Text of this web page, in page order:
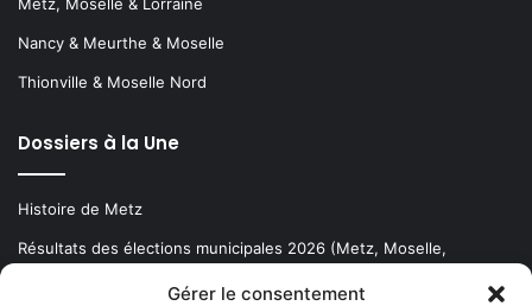
Gérer le consentement
Nancy & Meurthe & Moselle
Thionville & Moselle Nord
Dossiers à la Une
Histoire de Metz
Résultats des élections municipales 2026 (Metz, Moselle,